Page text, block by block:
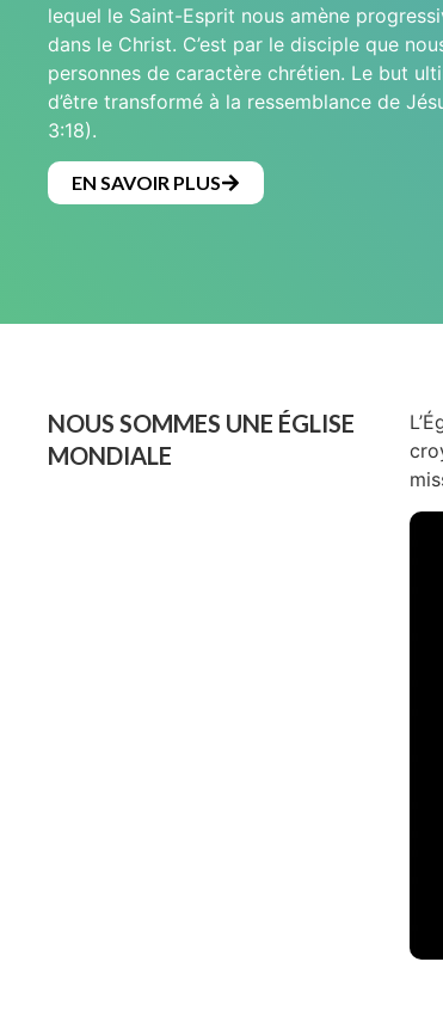
lequel le Saint-Esprit nous amène
dans le Christ. C’est par le disciple que
personnes de caractère chrétien. Le but
d’être transformé à la ressemblance de
3:18).
EN SAVOIR PLUS
NOUS SOMMES UNE ÉGLISE
MONDIALE